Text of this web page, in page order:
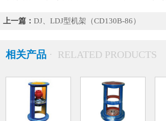
上一篇： DJ、LDJ型机架（CD130B-86）
相关产品 · RELATED PRODUCTS